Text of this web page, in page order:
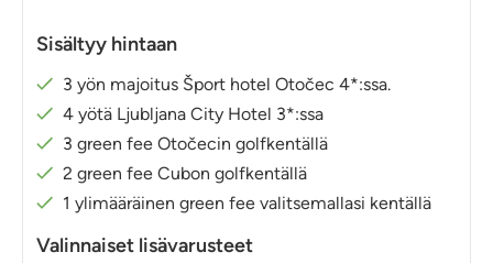
Sisältyy hintaan
3 yön majoitus Šport hotel Otočec 4*:ssa.
4 yötä Ljubljana City Hotel 3*:ssa
3 green fee Otočecin golfkentällä
2 green fee Cubon golfkentällä
1 ylimääräinen green fee valitsemallasi kentällä
Valinnaiset lisävarusteet